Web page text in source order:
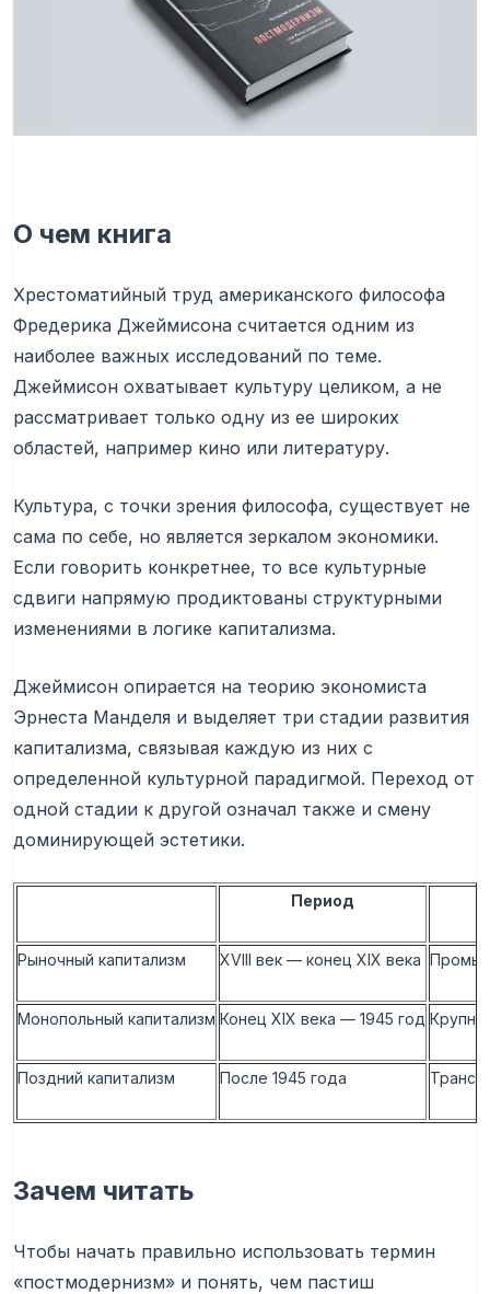
О чем книга
Хрестоматийный труд американского философа
Фредерика Джеймисона считается одним из
наиболее важных исследований по теме.
Джеймисон охватывает культуру целиком, а не
рассматривает только одну из ее широких
областей, например кино или литературу.
Культура, с точки зрения философа, существует не
сама по себе, но является зеркалом экономики.
Если говорить конкретнее, то все культурные
сдвиги напрямую продиктованы структурными
изменениями в логике капитализма.
Джеймисон опирается на теорию экономиста
Эрнеста Манделя и выделяет три стадии развития
капитализма, связывая каждую из них с
определенной культурной парадигмой. Переход от
одной стадии к другой означал также и смену
доминирующей эстетики.
Период
Рыночный капитализм XVIII век — конец XIX века
Монопольный капитализм Конец XIX века — 1945 год
Поздний капитализм После 1945 года
Зачем читать
Чтобы начать правильно использовать термин
«постмодернизм» и понять, чем пастиш